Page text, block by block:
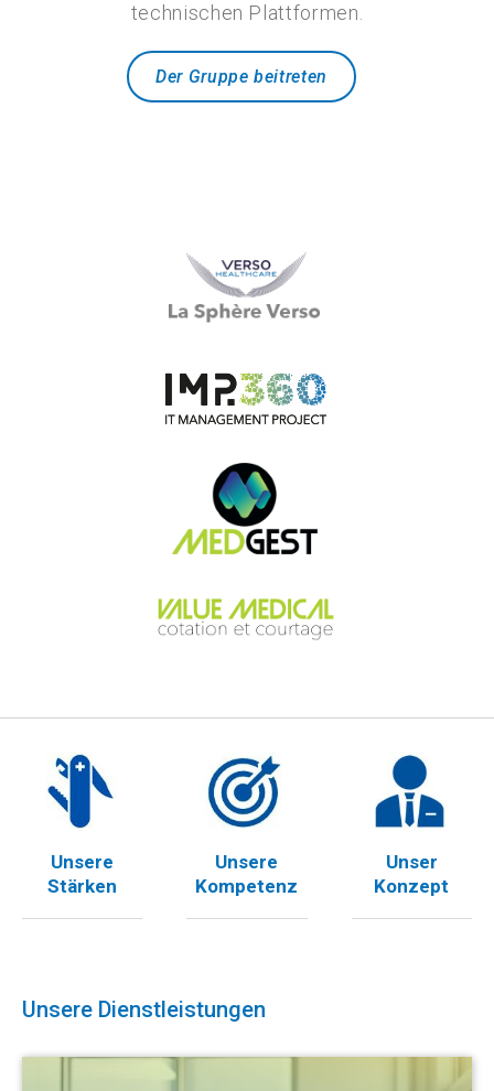
technischen Plattformen.
Der Gruppe beitreten
Unsere
Stärken
Unsere
Kompetenz
Unser
Konzept
Unsere Dienstleistungen